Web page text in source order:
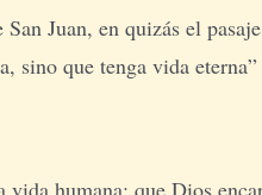
Juan, en quizás el
sino que tenga vida
humana: que Dios